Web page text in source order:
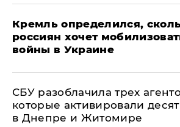
Кремль определился,
россиян хочет
войны в Украине
СБУ разоблачила трех
которые активировали
в Днепре и Житомире